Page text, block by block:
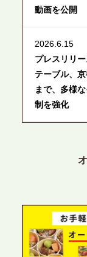
動画を公開
2026.6.15
プレスリリ
テーブル、
まで、多様
制を強化
プレスリリ
目の展開で
2026.6.4
プレスリリ